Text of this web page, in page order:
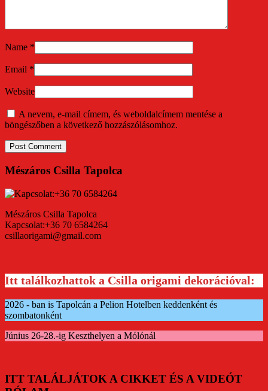
Name *
Email *
Website
A nevem, e-mail címem, és weboldalcímem mentése a
böngészőben a következő hozzászólásomhoz.
Mészáros Csilla Tapolca
Mészáros Csilla Tapolca
Kapcsolat:+36 70 6584264
csillaorigami@gmail.com
Itt találkozhattok a Csilla origami dekorációval:
2026 - ban is Tapolcán a Pelion Hotelben keddenként és
szombatonként
Június 26-28.-ig Keszthelyen a Mólónál
ITT TALÁLJÁTOK A CIKKET ÉS A VIDEÓT